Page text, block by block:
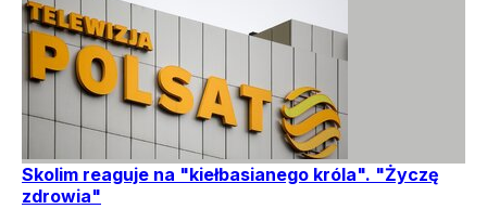
Skolim reaguje na "kiełbasianego króla". "Życzę
zdrowia"